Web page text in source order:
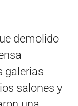
demolido
galerias
salones y